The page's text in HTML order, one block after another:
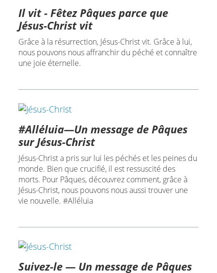
Il vit - Fêtez Pâques parce que
Jésus-Christ vit
Grâce à la résurrection, Jésus-Christ vit. Grâce à lui,
nous pouvons nous affranchir du péché et connaître
une joie éternelle.
#Alléluia—Un message de Pâques
sur Jésus-Christ
Jésus-Christ a pris sur lui les péchés et les peines du
monde. Bien que crucifié, il est ressuscité des
morts. Pour Pâques, découvrez comment, grâce à
Jésus-Christ, nous pouvons nous aussi trouver une
vie nouvelle. #Alléluia
Suivez-le — Un message de Pâques